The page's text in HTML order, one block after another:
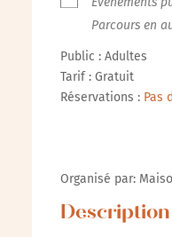
Parcours en
Public : Adultes
Tarif : Gratuit
Réservations : Pas
Organisé par:
Description